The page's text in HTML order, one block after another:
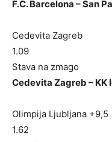
F.C. Barcelona – San
Cedevita Zagreb
1.09
Stava na zmago
Cedevita Zagreb – KK
Olimpija Ljubljana +9,5
1.62